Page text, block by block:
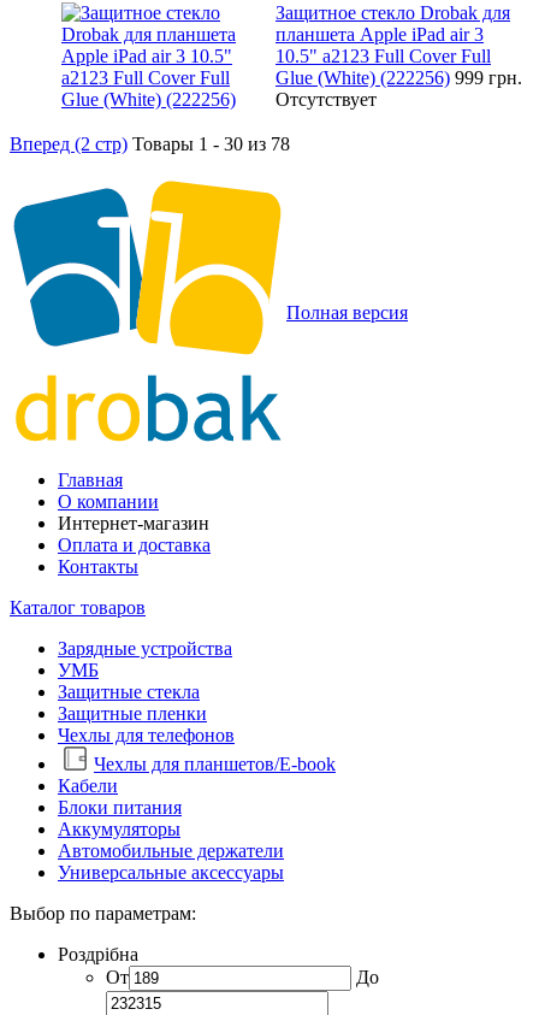
Защитное стекло Drobak для
планшета Apple iPad air 3
10.5" a2123 Full Cover Full
Glue (White) (222256) 999 грн.
Отсутствует
Вперед (2 стр) Товары 1 - 30 из 78
Полная версия
Главная
О компании
Интернет-магазин
Оплата и доставка
Контакты
Каталог товаров
Зарядные устройства
УМБ
Защитные стекла
Защитные пленки
Чехлы для телефонов
Чехлы для планшетов/E-book
Кабели
Блоки питания
Аккумуляторы
Автомобильные держатели
Универсальные аксессуары
Выбор по параметрам:
Роздрібна
От
До